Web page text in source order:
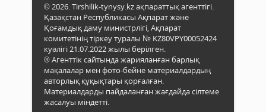
© 2026. Tirshilik-tynysy.kz ақпараттық агенттігі.
Қазақстан Республикасы Ақпарат және
Қоғамдық даму министрлігі, Ақпарат
комитетінің тіркеу туралы № KZ80VPY00052424
куәлігі 21.07.2022 жылы берілген.
® Агенттік сайтында жарияланған барлық
мақалалар мен фото-бейне материалдардың
авторлық құқықтары қорғалған.
Материалдарды пайдаланған жағдайда сілтеме
жасалуы міндетті.